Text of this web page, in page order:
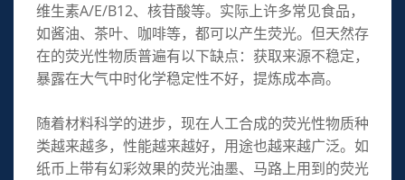
维生素A/E/B12、核苷酸等。实际上许多常见食品，
如酱油、茶叶、咖啡等，都可以产生荧光。但天然存
在的荧光性物质普遍有以下缺点：获取来源不稳定，
暴露在大气中时化学稳定性不好，提炼成本高。
随着材料科学的进步，现在人工合成的荧光性物质种
类越来越多，性能越来越好，用途也越来越广泛。如
纸币上带有幻彩效果的荧光油墨、马路上用到的荧光